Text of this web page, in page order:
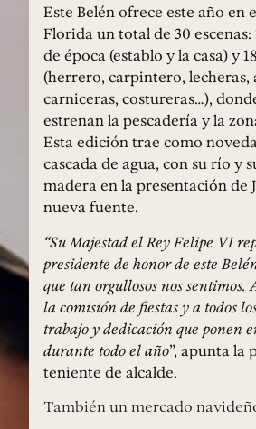
Este Belén ofrece este año en
Florida un total de 30
de época (establo y la casa) y
(herrero, carpintero, lecheras,
carniceras, costureras…),
estrenan la pescadería y la
Esta edición trae como
cascada de agua, con su río y
madera en la presentación de
nueva fuente.
“Su Majestad el Rey Felipe VI
presidente de honor de este
que tan orgullosos nos sentimos.
la comisión de fiestas y a todos
trabajo y dedicación que ponen
durante todo el año”, apunta la
teniente de alcalde.
También un mercado